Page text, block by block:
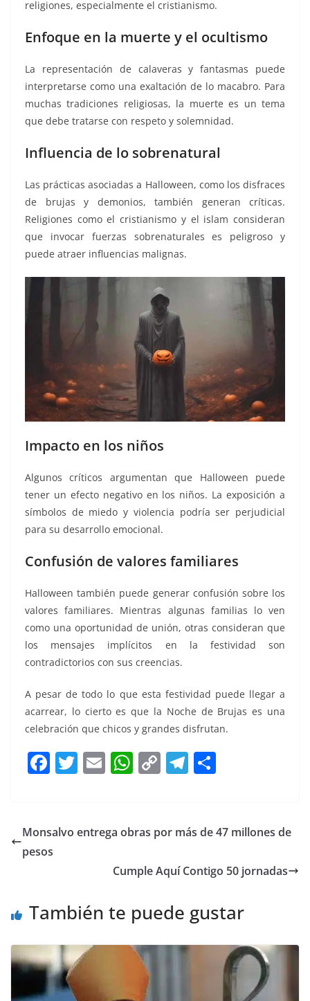
religiones, especialmente el cristianismo.
Enfoque en la muerte y el ocultismo
La representación de calaveras y fantasmas puede
interpretarse como una exaltación de lo macabro. Para
muchas tradiciones religiosas, la muerte es un tema
que debe tratarse con respeto y solemnidad.
Influencia de lo sobrenatural
Las prácticas asociadas a Halloween, como los disfraces
de brujas y demonios, también generan críticas.
Religiones como el cristianismo y el islam consideran
que invocar fuerzas sobrenaturales es peligroso y
puede atraer influencias malignas.
Impacto en los niños
Algunos críticos argumentan que Halloween puede
tener un efecto negativo en los niños. La exposición a
símbolos de miedo y violencia podría ser perjudicial
para su desarrollo emocional.
Confusión de valores familiares
Halloween también puede generar confusión sobre los
valores familiares. Mientras algunas familias lo ven
como una oportunidad de unión, otras consideran que
los mensajes implícitos en la festividad son
contradictorios con sus creencias.
A pesar de todo lo que esta festividad puede llegar a
acarrear, lo cierto es que la Noche de Brujas es una
celebración que chicos y grandes disfrutan.
F
e
b
k
T
er
E
l
W
s
p
C
y
n
T
gr
m
e
Monsalvo entrega obras por más de 47 millones de
pesos
Cumple Aquí Contigo 50 jornadas
También te puede gustar